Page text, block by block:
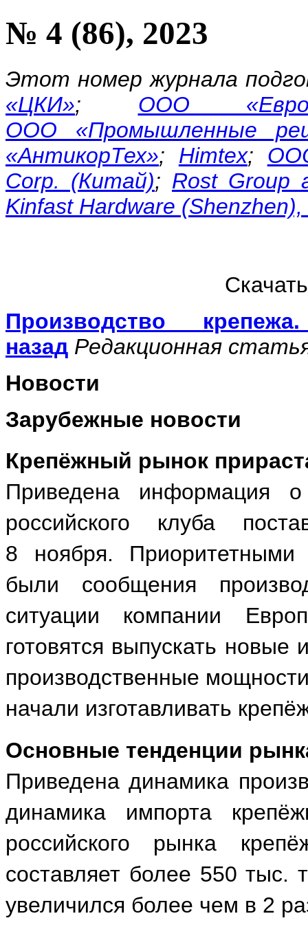
№ 4 (86), 2023
Этот номер журнала
«ЦКИ»; ООО
ООО «Промышленные
«АнтикорТех»; Himtex;
Corp. (Китай); Rost Group
Kinfast Hardware
Производство
назад Редакционная
Новости
Зарубежные новости
Крепёжный рынок
Приведена информация
российского клуба
8 ноября.
были сообщения
ситуации компании
готовятся выпускать
производственные
начали изготавливать
Основные тенденции
Приведена динамика
динамика импорта
российского рынка
составляет более 550 тыс.
увеличился более чем в 2